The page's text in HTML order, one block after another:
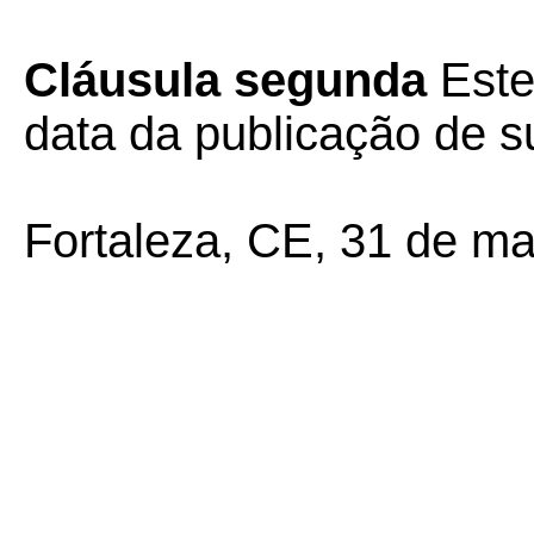
Cláusula segunda
data da publicação de
Fortaleza, CE, 31 de